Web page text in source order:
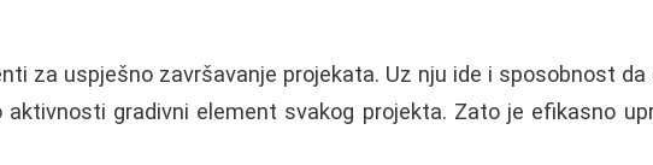
za uspješno završavanje projekata. Uz nju ide i sposobnost
gradivni element svakog projekta. Zato je efikasno